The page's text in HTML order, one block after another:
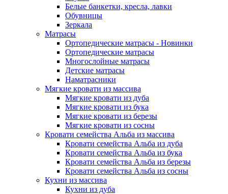
Белые банкетки, кресла, лавки
Обувницы
Зеркала
Матрасы
Ортопедические матрасы - Новинки
Ортопедические матрасы
Многослойные матрасы
Детские матрасы
Наматрасники
Мягкие кровати из массива
Мягкие кровати из дуба
Мягкие кровати из бука
Мягкие кровати из березы
Мягкие кровати из сосны
Кровати семейства Альба из массива
Кровати семейства Альба из дуба
Кровати семейства Альба из бука
Кровати семейства Альба из березы
Кровати семейства Альба из сосны
Кухни из массива
Кухни из дуба